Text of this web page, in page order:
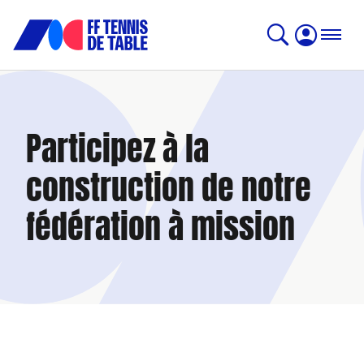
Participez à la
construction de notre
fédération à mission